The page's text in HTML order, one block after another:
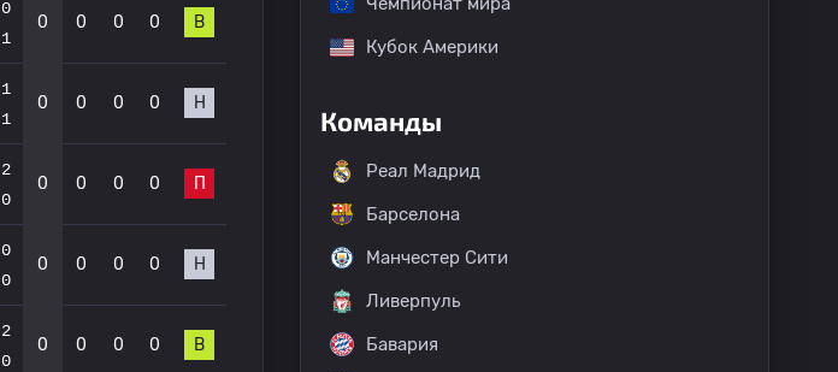
0
1
0 0 0 0 В
1
1
0 0 0 0 Н
2
0
0 0 0 0 П
0
0
0 0 0 0 Н
2
0
0 0 0 0 В
Кубок Америки
Команды
Реал Мадрид
Барселона
Манчестер Сити
Ливерпуль
Бавария